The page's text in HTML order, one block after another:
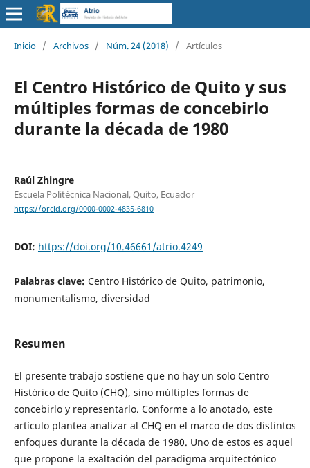
Inicio / Archivos / Núm. 24 (2018) / Artículos
El Centro Histórico de Quito y sus
múltiples formas de concebirlo
durante la década de 1980
Raúl Zhingre
Escuela Politécnica Nacional, Quito, Ecuador
https://orcid.org/0000-0002-4835-6810
DOI: https://doi.org/10.46661/atrio.4249
Palabras clave: Centro Histórico de Quito, patrimonio,
monumentalismo, diversidad
Resumen
El presente trabajo sostiene que no hay un solo Centro
Histórico de Quito (CHQ), sino múltiples formas de
concebirlo y representarlo. Conforme a lo anotado, este
artículo plantea analizar al CHQ en el marco de dos distintos
enfoques durante la década de 1980. Uno de estos es aquel
que propone la exaltación del paradigma arquitectónico